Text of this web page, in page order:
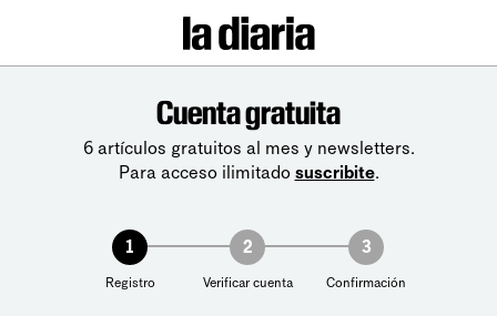
Cuenta gratuita
6 artículos gratuitos al mes y newsletters.
Para acceso ilimitado suscribite.
1
Registro
2
Verificar cuenta
3
Confirmación